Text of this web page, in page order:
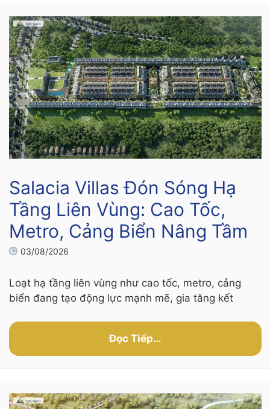
Salacia Villas Đón Sóng Hạ
Tầng Liên Vùng: Cao Tốc,
Metro, Cảng Biển Nâng Tầm
03/08/2026
Loạt hạ tầng liên vùng như cao tốc, metro, cảng
biển đang tạo động lực mạnh mẽ, gia tăng kết
Đọc Tiếp…